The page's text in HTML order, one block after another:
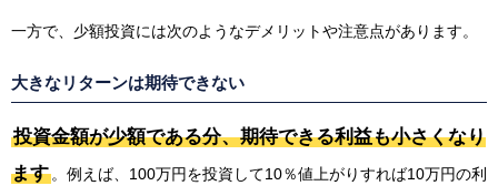
一方で、少額投資には次のようなデメリットや注意点があります。
大きなリターンは期待できない
投資金額が少額である分、期待できる利益も小さくなり
ます 。例えば、100万円を投資して10％値上がりすれば10万円の利